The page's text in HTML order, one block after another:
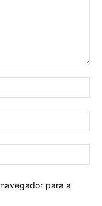
para a